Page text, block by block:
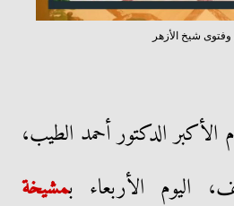
وفتوى شيخ الأزهر
الأكبر الدكتور أحمد الطيب،
اليوم الأربعاء بمشيخة